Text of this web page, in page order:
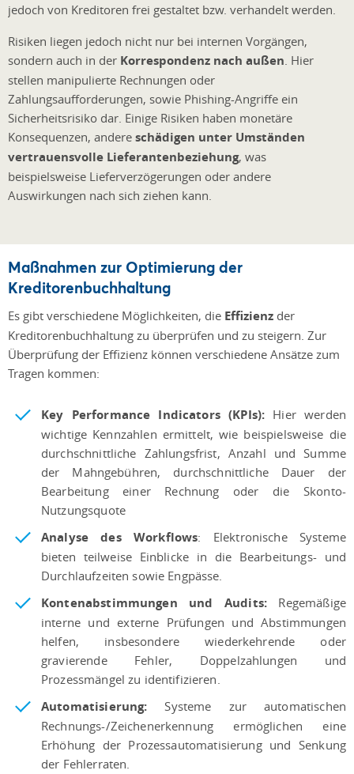
jedoch von Kreditoren frei gestaltet bzw. verhandelt werden.
Risiken liegen jedoch nicht nur bei internen Vorgängen,
sondern auch in der Korrespondenz nach außen. Hier
stellen manipulierte Rechnungen oder
Zahlungsaufforderungen, sowie Phishing-Angriffe ein
Sicherheitsrisiko dar. Einige Risiken haben monetäre
Konsequenzen, andere schädigen unter Umständen
vertrauensvolle Lieferantenbeziehung, was
beispielsweise Lieferverzögerungen oder andere
Auswirkungen nach sich ziehen kann.
Maßnahmen zur Optimierung der
Kreditorenbuchhaltung
Es gibt verschiedene Möglichkeiten, die Effizienz der
Kreditorenbuchhaltung zu überprüfen und zu steigern. Zur
Überprüfung der Effizienz können verschiedene Ansätze zum
Tragen kommen:
Key Performance Indicators (KPIs): Hier werden
wichtige Kennzahlen ermittelt, wie beispielsweise die
durchschnittliche Zahlungsfrist, Anzahl und Summe
der Mahngebühren, durchschnittliche Dauer der
Bearbeitung einer Rechnung oder die Skonto-
Nutzungsquote
Analyse des Workflows: Elektronische Systeme
bieten teilweise Einblicke in die Bearbeitungs- und
Durchlaufzeiten sowie Engpässe.
Kontenabstimmungen und Audits: Regemäßige
interne und externe Prüfungen und Abstimmungen
helfen, insbesondere wiederkehrende oder
gravierende Fehler, Doppelzahlungen und
Prozessmängel zu identifizieren.
Automatisierung: Systeme zur automatischen
Rechnungs-/Zeichenerkennung ermöglichen eine
Erhöhung der Prozessautomatisierung und Senkung
der Fehlerraten.